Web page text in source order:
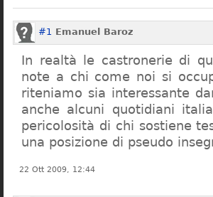
#1 Emanuel Baroz
In realtà le castronerie di
note a chi come noi si
riteniamo sia interessante
anche alcuni quotidiani
pericolosità di chi sostiene
una posizione di pseudo
22 Ott 2009, 12:44